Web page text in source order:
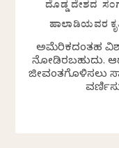
ದೊಡ್ಡ ದೇಶದ
ಹಾಲಾಡಿಯವರ
ಅಮೆರಿಕದಂತಹ
ನೋಡಿರಬಹುದು.
ಜೀವಂತಗೊಳಿಸಲು